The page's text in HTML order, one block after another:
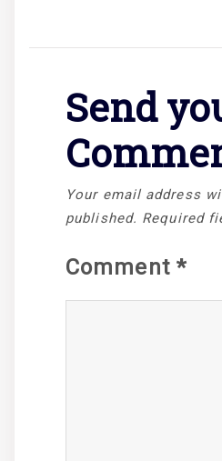
Send
Your email address
published. Required
Comment *